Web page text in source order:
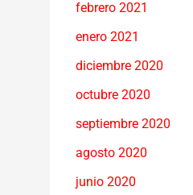
febrero 2021
enero 2021
diciembre 2020
octubre 2020
septiembre 2020
agosto 2020
junio 2020